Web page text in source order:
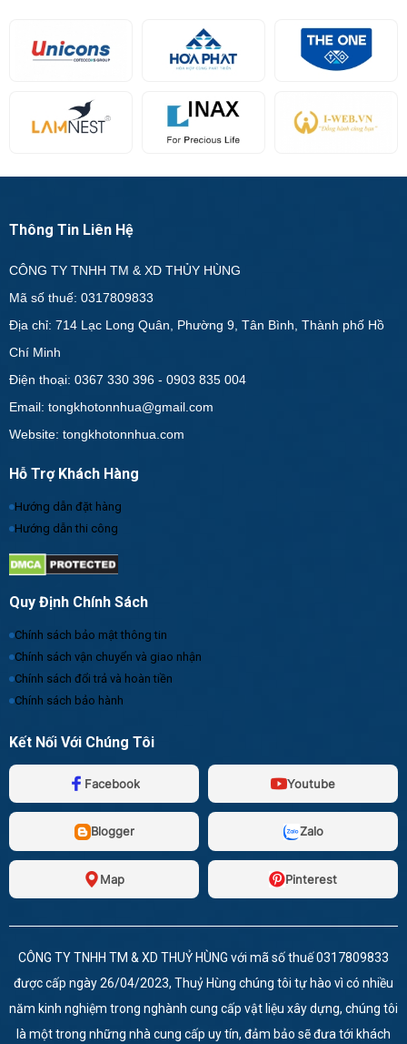
Thông Tin Liên Hệ
CÔNG TY TNHH TM & XD THỦY HÙNG
Mã số thuế: 0317809833
Địa chỉ: 714 Lạc Long Quân, Phường 9, Tân Bình, Thành phố Hồ
Chí Minh
Điện thoại: 0367 330 396 - 0903 835 004
Email: tongkhotonnhua@gmail.com
Website: tongkhotonnhua.com
Hỗ Trợ Khách Hàng
Hướng dẫn đặt hàng
Hướng dẫn thi công
Quy Định Chính Sách
Chính sách bảo mật thông tin
Chính sách vận chuyển và giao nhận
Chính sách đổi trả và hoàn tiền
Chính sách bảo hành
Kết Nối Với Chúng Tôi
Facebook Youtube
Blogger Zalo
Map Pinterest
CÔNG TY TNHH TM & XD THUỶ HÙNG với mã số thuế 0317809833
được cấp ngày 26/04/2023, Thuỷ Hùng chúng tôi tự hào vì có nhiều
năm kinh nghiệm trong nghành cung cấp vật liệu xây dựng, chúng tôi
là một trong những nhà cung cấp uy tín, đảm bảo sẽ đưa tới khách